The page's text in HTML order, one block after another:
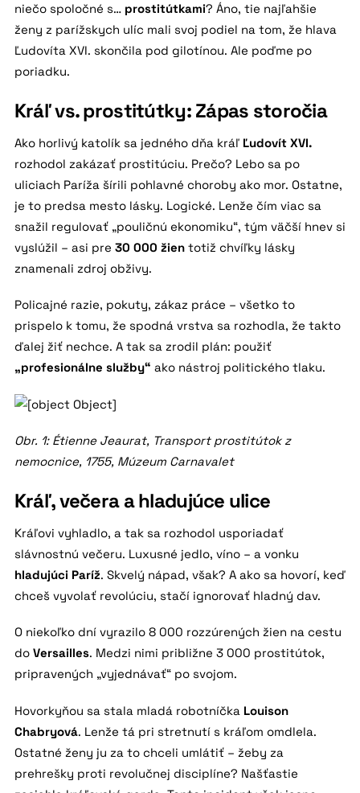
niečo spoločné s… prostitútkami? Áno, tie najľahšie
ženy z parížskych ulíc mali svoj podiel na tom, že hlava
Ľudovíta XVI. skončila pod gilotínou. Ale poďme po
poriadku.
Kráľ vs. prostitútky: Zápas storočia
Ako horlivý katolík sa jedného dňa kráľ Ľudovít XVI.
rozhodol zakázať prostitúciu. Prečo? Lebo sa po
uliciach Paríža šírili pohlavné choroby ako mor. Ostatne,
je to predsa mesto lásky. Logické. Lenže čím viac sa
snažil regulovať „pouličnú ekonomiku“, tým väčší hnev si
vyslúžil – asi pre 30 000 žientotiž chvíľky lásky
znamenali zdroj obživy.
Policajné razie, pokuty, zákaz práce – všetko to
prispelo k tomu, že spodná vrstva sa rozhodla, že takto
ďalej žiť nechce. A tak sa zrodil plán: použiť
„profesionálne služby“ ako nástroj politického tlaku.
Obr. 1: Étienne Jeaurat, Transport prostitútok z
nemocnice, 1755, Múzeum Carnavalet
Kráľ, večera a hladujúce ulice
Kráľovi vyhladlo, a tak sa rozhodol usporiadať
slávnostnú večeru. Luxusné jedlo, víno – a vonku
hladujúci Paríž. Skvelý nápad, však? A ako sa hovorí, keď
chceš vyvolať revolúciu, stačí ignorovať hladný dav.
O niekoľko dní vyrazilo 8 000 rozzúrených žien na cestu
do Versailles. Medzi nimi približne 3 000 prostitútok,
pripravených „vyjednávať“ po svojom.
Hovorkyňou sa stala mladá robotníčka Louison
Chabryová. Lenže tá pri stretnutí s kráľom omdlela.
Ostatné ženy ju za to chceli umlátiť – žeby za
prehrešky proti revolučnej disciplíne? Našťastie